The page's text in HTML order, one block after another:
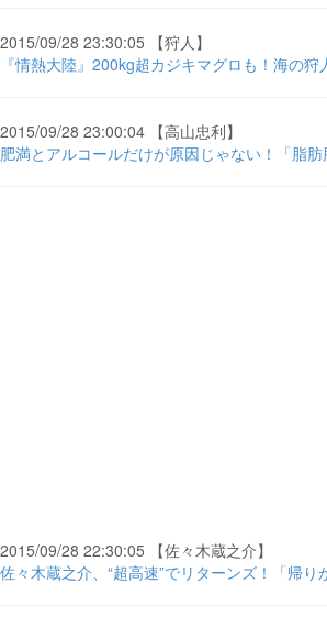
2015/09/28 23:30:05 【狩人】
『情熱大陸』200kg超カジキマグロも！海の
2015/09/28 23:00:04 【高山忠利】
肥満とアルコールだけが原因じゃない！「脂
2015/09/28 22:30:05 【佐々木蔵之介】
佐々木蔵之介、“超高速”でリターンズ！「帰